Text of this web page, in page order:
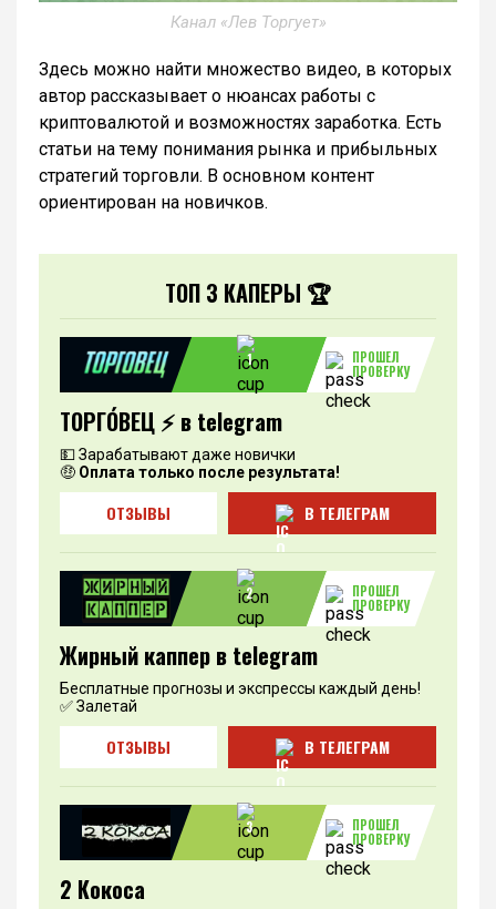
Канал «Лев Торгует»
Здесь можно найти множество видео, в которых
автор рассказывает о нюансах работы с
криптовалютой и возможностях заработка. Есть
статьи на тему понимания рынка и прибыльных
стратегий торговли. В основном контент
ориентирован на новичков.
ТОП 3 КАПЕРЫ 🏆
1
ПРОШЕЛ
ПРОВЕРКУ
ТОРГО́ВЕЦ ⚡️ в telegram
💵 Зарабатывают даже новички
🤑 Оплата только после результата!
ОТЗЫВЫ В ТЕЛЕГРАМ
2
ПРОШЕЛ
ПРОВЕРКУ
Жирный каппер в telegram
Бесплатные прогнозы и экспрессы каждый день!
✅ Залетай
ОТЗЫВЫ В ТЕЛЕГРАМ
3
ПРОШЕЛ
ПРОВЕРКУ
2 Кокоса